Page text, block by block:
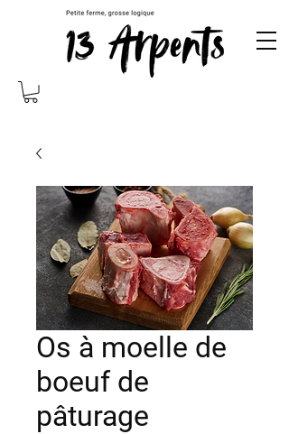
Os à moelle de
boeuf de
pâturage